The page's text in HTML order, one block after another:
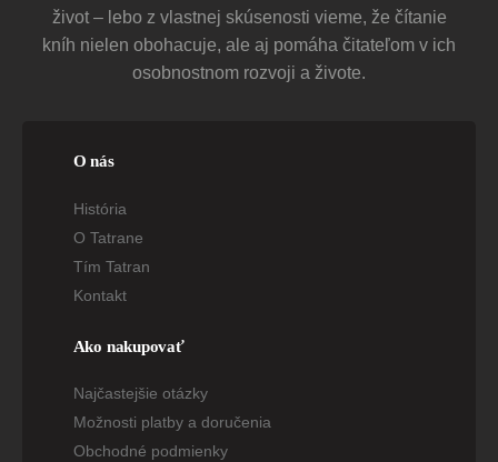
život – lebo z vlastnej skúsenosti vieme, že čítanie
kníh nielen obohacuje, ale aj pomáha čitateľom v ich
osobnostnom rozvoji a živote.
O nás
História
O Tatrane
Tím Tatran
Kontakt
Ako nakupovať
Najčastejšie otázky
Možnosti platby a doručenia
Obchodné podmienky